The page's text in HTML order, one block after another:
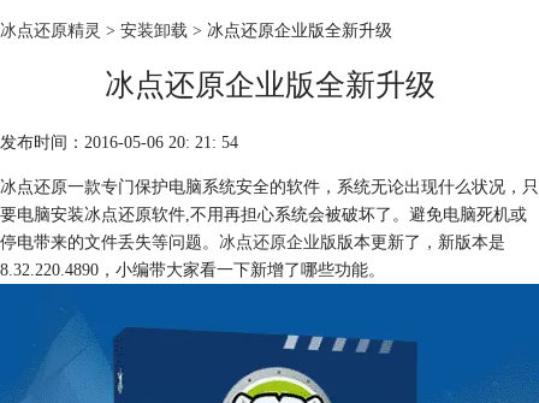
冰点还原精灵 > 安装卸载 > 冰点还原企业版全新升级
冰点还原企业版全新升级
发布时间：2016-05-06 20: 21: 54
冰点还原一款专门保护电脑系统安全的软件，系统无论出现什么状况，只
要电脑安装冰点还原软件,不用再担心系统会被破坏了。避免电脑死机或
停电带来的文件丢失等问题。 冰点还原企业版版本更新了，新版本是
8.32.220.4890，小编带大家看一下新增了哪些功能。